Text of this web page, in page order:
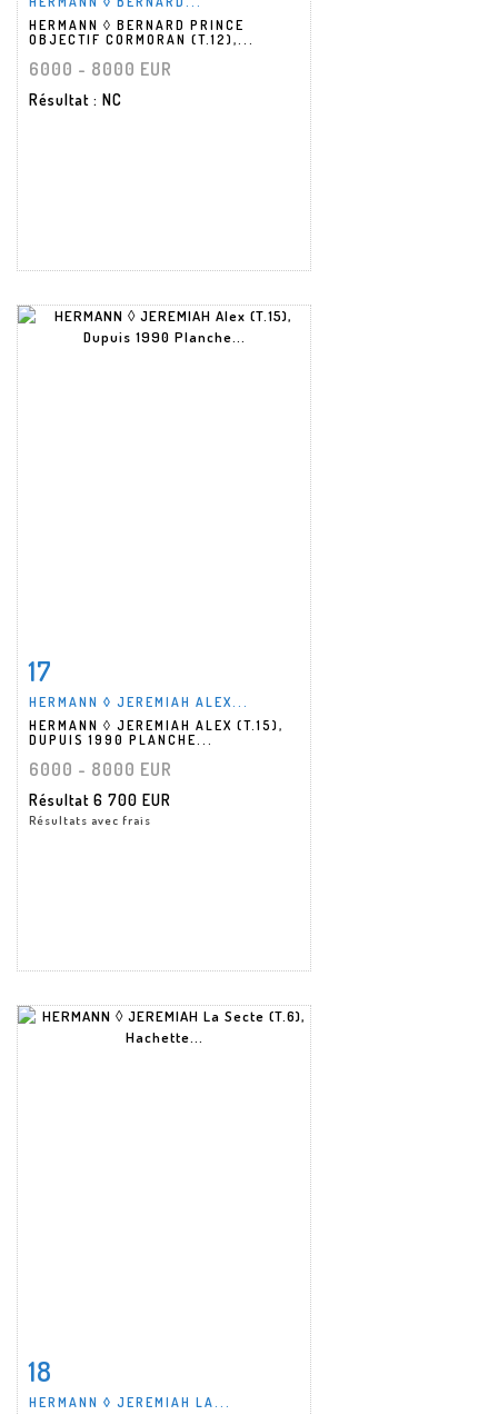
HERMANN ◊ BERNARD PRINCE
OBJECTIF CORMORAN (T.12),...
6000 - 8000 EUR
Résultat : NC
Fiche détaillée
17
HERMANN ◊ JEREMIAH ALEX...
HERMANN ◊ JEREMIAH ALEX (T.15),
DUPUIS 1990 PLANCHE...
6000 - 8000 EUR
Résultat 6 700 EUR
Résultats avec frais
Fiche détaillée
18
HERMANN ◊ JEREMIAH LA...